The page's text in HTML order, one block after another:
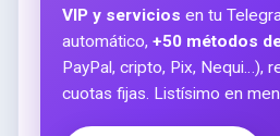
VIP y servicios en tu
automático, +50 métodos
PayPal, cripto, Pix, Nequi…),
cuotas fijas. Listísimo en